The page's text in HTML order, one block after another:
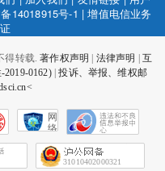
14018915号-1 |增值电信业务
得转载.著作权声明 法律声明
互
0162)|投诉、举报、维权邮
网
络
会
征
31010402000321